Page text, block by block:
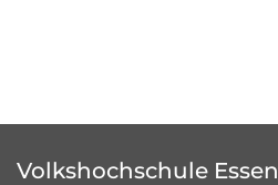
Volkshochschule Essen